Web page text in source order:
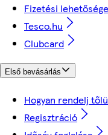
Fizetési
Tesco.hu
Clubcard
Első bevásárlás
Hogyan rendelj
Regisztráció